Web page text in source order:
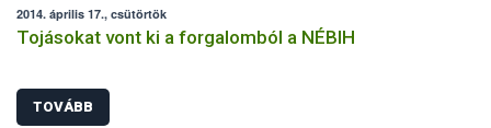
2014. április 17., csütörtök
Tojásokat vont ki a forgalomból a NÉBIH
TOVÁBB